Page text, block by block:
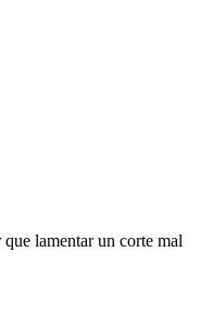
lamentar un corte mal